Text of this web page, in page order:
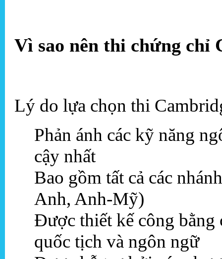
Vì sao nên thi chứng chỉ
Lý do lựa chọn thi
Phản ánh các kỹ năng
cậy nhất
Bao gồm tất cả các
Anh, Anh-Mỹ)
Được thiết kế công
quốc tịch và ngôn ngữ